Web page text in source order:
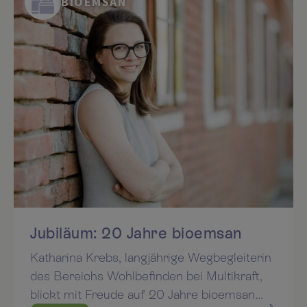
Jubiläum: 20 Jahre bioemsan
Katharina Krebs, langjährige Wegbegleiterin
des Bereichs Wohlbefinden bei Multikraft,
blickt mit Freude auf 20 Jahre bioemsan